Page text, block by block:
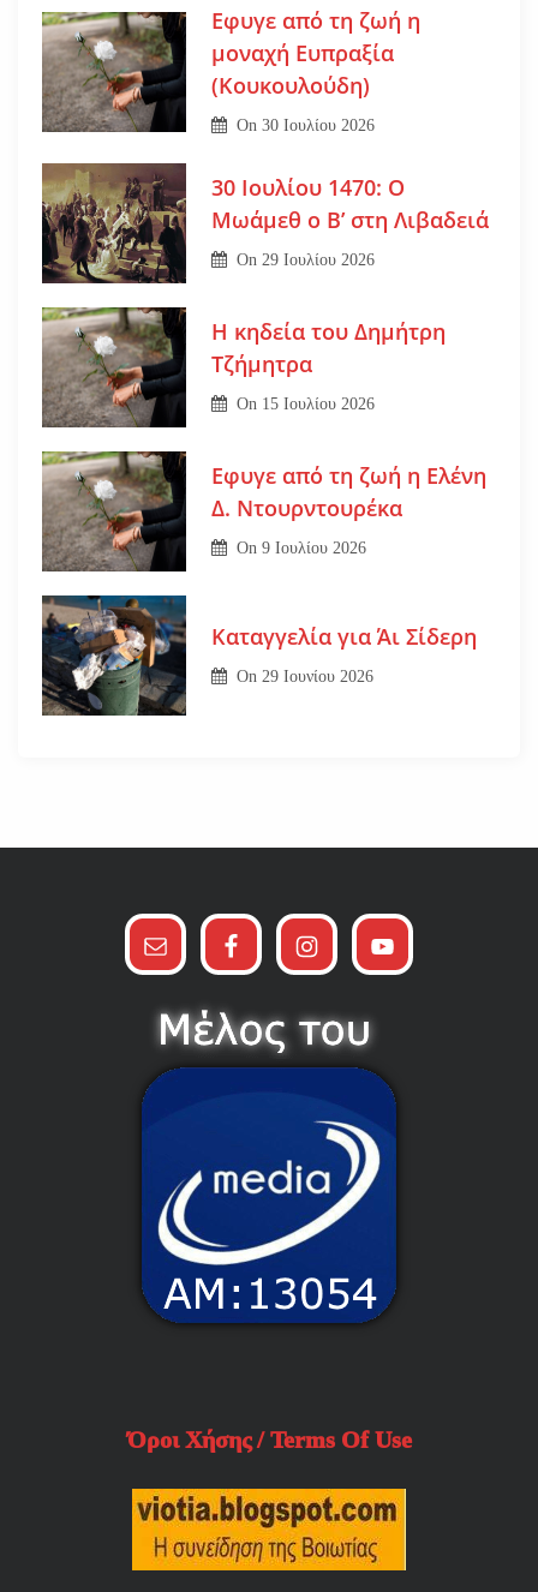
Εφυγε από τη ζωή η
μοναχή Ευπραξία
(Κουκουλούδη)
On30 Ιουλίου 2026
30 Ιουλίου 1470: Ο
Μωάμεθ ο Β’ στη Λιβαδειά
On29 Ιουλίου 2026
Η κηδεία του Δημήτρη
Τζήμητρα
On 15 Ιουλίου 2026
Εφυγε από τη ζωή η Ελένη
Δ. Ντουρντουρέκα
On9 Ιουλίου 2026
Καταγγελία για Άι Σίδερη
On 29 Ιουνίου 2026
Όροι Χήσης / Terms Of Use